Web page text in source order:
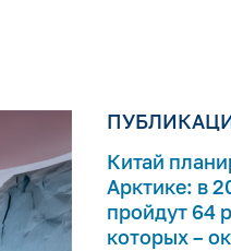
Китай
Арктике: в
пройдут 64
которых –